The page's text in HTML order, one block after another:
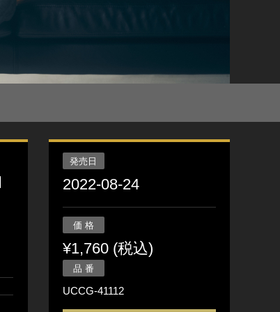
発売日
2022-08-24
価 格
¥1,760 (税込)
品 番
UCCG-41112